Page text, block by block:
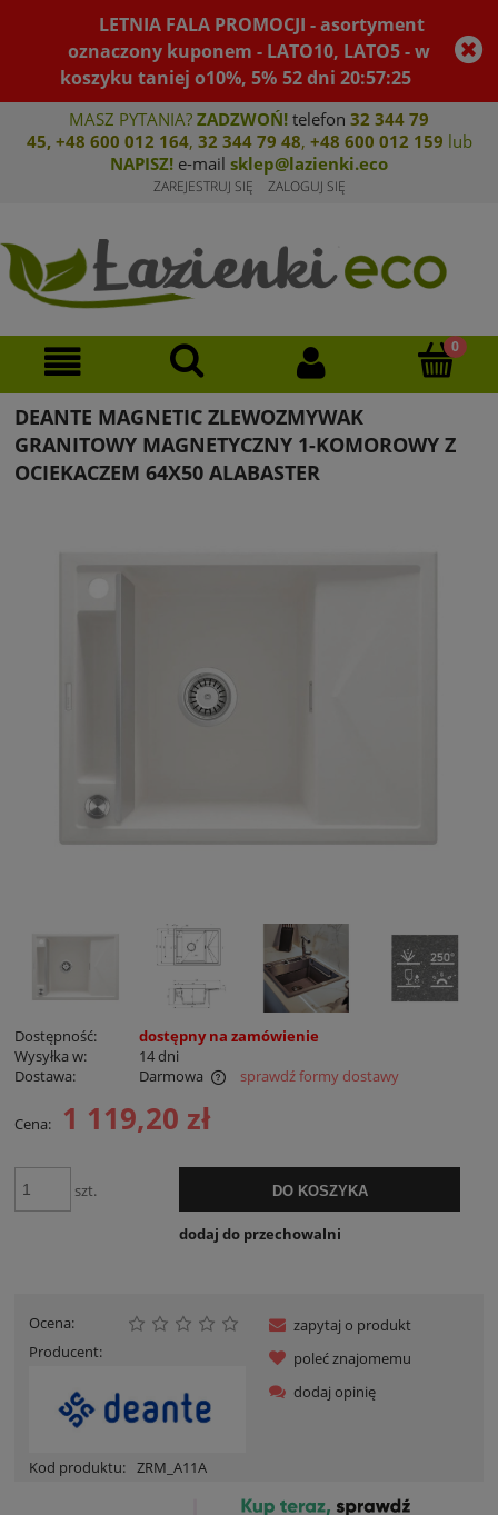
LETNIA FALA PROMOCJI - asortyment
oznaczony kuponem - LATO10, LATO5 - w
koszyku taniej o10%, 5% 52dni20:57:25
MASZ PYTANIA? ZADZWOŃ! telefon 32 344 79
45, +48 600 012 164, 32 344 79 48, +48 600 012 159 lub
NAPISZ! e-mail sklep@lazienki.eco
ZAREJESTRUJ SIĘ ZALOGUJ SIĘ
DEANTE MAGNETIC ZLEWOZMYWAK
GRANITOWY MAGNETYCZNY 1-KOMOROWY Z
OCIEKACZEM 64X50 ALABASTER
Dostępność:
dostępny na zamówienie
Wysyłka w:
14 dni
Dostawa:
Darmowa
sprawdź formy dostawy
Cena: 1 119,20 zł
szt. DO KOSZYKA
dodaj do przechowalni
Ocena:
Producent:
Kod produktu: ZRM_A11A
zapytaj o produkt
poleć znajomemu
dodaj opinię